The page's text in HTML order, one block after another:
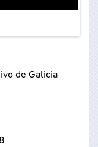
de Galicia